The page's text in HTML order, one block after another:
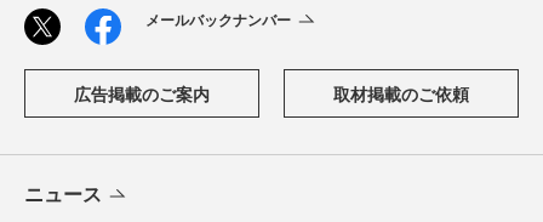
メールバックナンバー
広告掲載のご案内 取材掲載のご依頼
ニュース